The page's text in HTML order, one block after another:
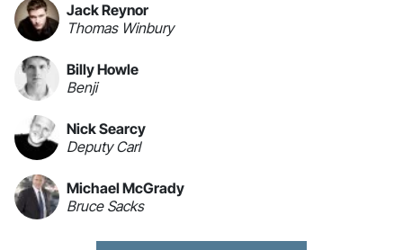
Jack Reynor
Thomas Winbury
Billy Howle
Benji
Nick Searcy
Deputy Carl
Michael McGrady
Bruce Sacks